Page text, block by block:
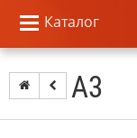
Каталог
А3